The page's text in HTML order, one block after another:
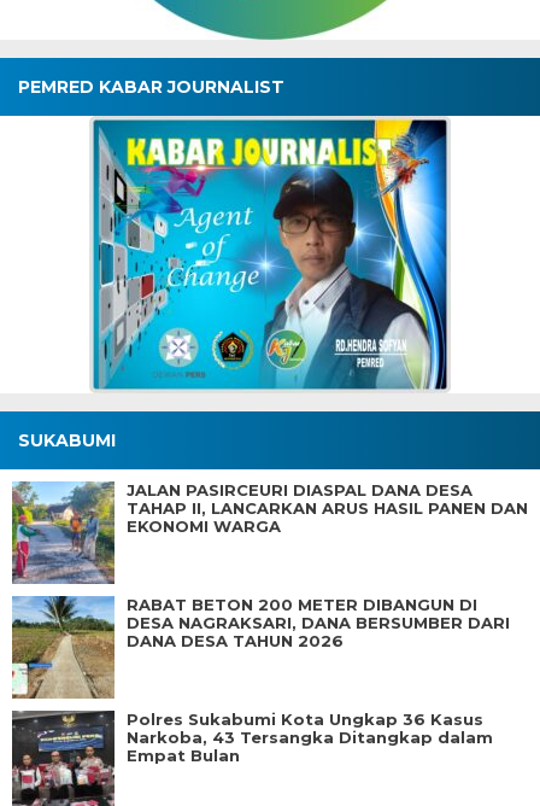
PEMRED KABAR JOURNALIST
SUKABUMI
JALAN PASIRCEURI DIASPAL DANA DESA
TAHAP II, LANCARKAN ARUS HASIL PANEN DAN
EKONOMI WARGA
RABAT BETON 200 METER DIBANGUN DI
DESA NAGRAKSARI, DANA BERSUMBER DARI
DANA DESA TAHUN 2026
Polres Sukabumi Kota Ungkap 36 Kasus
Narkoba, 43 Tersangka Ditangkap dalam
Empat Bulan